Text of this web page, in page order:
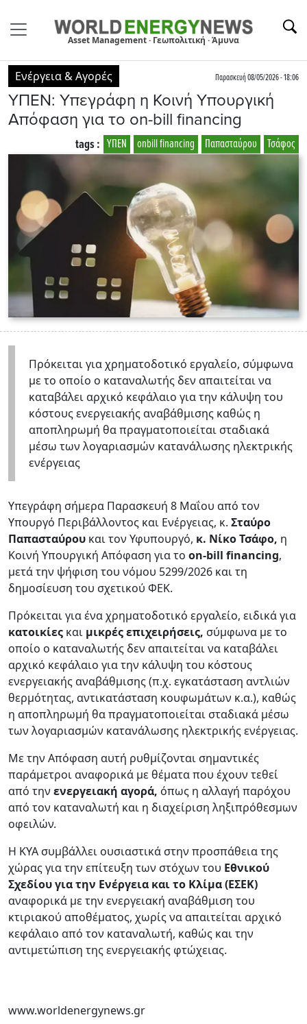
Asset Management · Γεωπολιτική · Άμυνα
Ενέργεια & Αγορές Παρασκευή 08/05/2026 - 18:06
ΥΠΕΝ: Υπεγράφη η Κοινή Υπουργική
Απόφαση για το on-bill financing
Τσάφος
Παπασταύρου
onbill financing
ΥΠΕΝ
tags :
Πρόκειται για χρηματοδοτικό εργαλείο, σύμφωνα
με το οποίο ο καταναλωτής δεν απαιτείται να
καταβάλει αρχικό κεφάλαιο για την κάλυψη του
κόστους ενεργειακής αναβάθμισης καθώς η
αποπληρωμή θα πραγματοποιείται σταδιακά
μέσω των λογαριασμών κατανάλωσης ηλεκτρικής
ενέργειας
Υπεγράφη σήμερα Παρασκευή 8 Μαΐου από τον
Υπουργό Περιβάλλοντος και Ενέργειας, κ. Σταύρο
Παπασταύρου και τον Υφυπουργό, κ. Νίκο Τσάφο, η
Κοινή Υπουργική Απόφαση για το on-bill financing,
μετά την ψήφιση του νόμου 5299/2026 και τη
δημοσίευση του σχετικού ΦΕΚ.
Πρόκειται για ένα χρηματοδοτικό εργαλείο, ειδικά για
κατοικίες και μικρές επιχειρήσεις, σύμφωνα με το
οποίο ο καταναλωτής δεν απαιτείται να καταβάλει
αρχικό κεφάλαιο για την κάλυψη του κόστους
ενεργειακής αναβάθμισης (π.χ. εγκατάσταση αντλιών
θερμότητας, αντικατάσταση κουφωμάτων κ.α.), καθώς
η αποπληρωμή θα πραγματοποιείται σταδιακά μέσω
των λογαριασμών κατανάλωσης ηλεκτρικής ενέργειας.
Με την Απόφαση αυτή ρυθμίζονται σημαντικές
παράμετροι αναφορικά με θέματα που έχουν τεθεί
από την ενεργειακή αγορά, όπως η αλλαγή παρόχου
από τον καταναλωτή και η διαχείριση ληξιπρόθεσμων
οφειλών.
Η ΚΥΑ συμβάλλει ουσιαστικά στην προσπάθεια της
χώρας για την επίτευξη των στόχων του Εθνικού
Σχεδίου για την Ενέργεια και το Κλίμα (ΕΣΕΚ)
αναφορικά με την ενεργειακή αναβάθμιση του
κτιριακού αποθέματος, χωρίς να απαιτείται αρχικό
κεφάλαιο από τον καταναλωτή, καθώς και την
αντιμετώπιση της ενεργειακής φτώχειας.
www.worldenergynews.gr